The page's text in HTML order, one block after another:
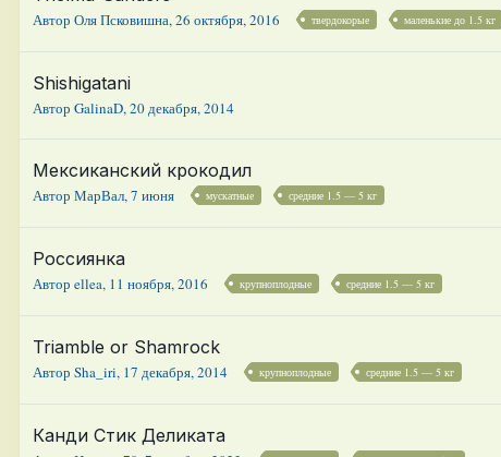
АвторОля Псковишна,26 октября, 2016 твердокорые маленькие до 1.5 кг
Shishigatani
АвторGalinaD,20 декабря, 2014
Мексиканский крокодил
АвторМарВал,7 июня мускатные средние 1.5 — 5 кг
Россиянка
Авторellea, 11 ноября, 2016 крупноплодные средние 1.5 — 5 кг
Triamble or Shamrock
АвторSha_iri, 17 декабря, 2014 крупноплодные средние 1.5 — 5 кг
Канди Стик Деликата